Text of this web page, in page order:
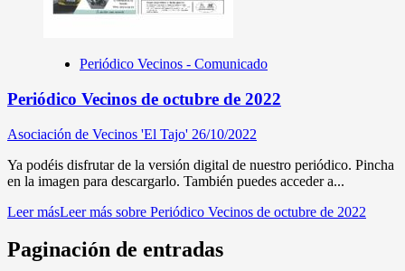
Periódico Vecinos - Comunicado
Periódico Vecinos de octubre de 2022
Asociación de Vecinos 'El Tajo' 26/10/2022
Ya podéis disfrutar de la versión digital de nuestro periódico. Pincha
en la imagen para descargarlo. También puedes acceder a...
Leer másLeer más sobre Periódico Vecinos de octubre de 2022
Paginación de entradas